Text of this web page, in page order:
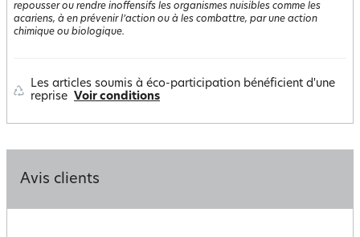
repousser ou rendre inoffensifs les organismes nuisibles comme les
acariens, à en prévenir l’action ou à les combattre, par une action
chimique ou biologique.
Les articles soumis à éco-participation bénéficient d'une
reprise Voir conditions
Avis clients